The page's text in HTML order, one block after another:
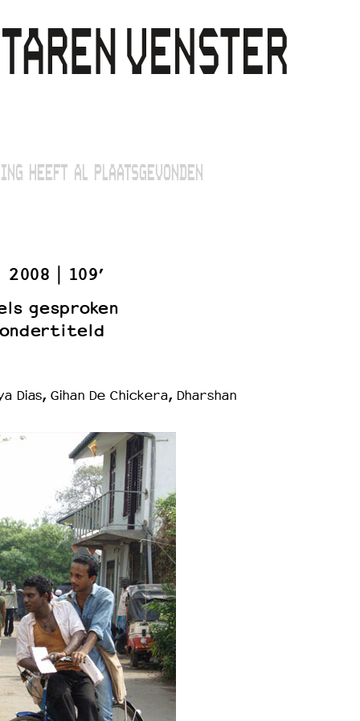
HEEFT AL PLAATSGEVONDEN
2008
109’
gesproken
ondertiteld
Dias, Gihan De Chickera, Dharshan